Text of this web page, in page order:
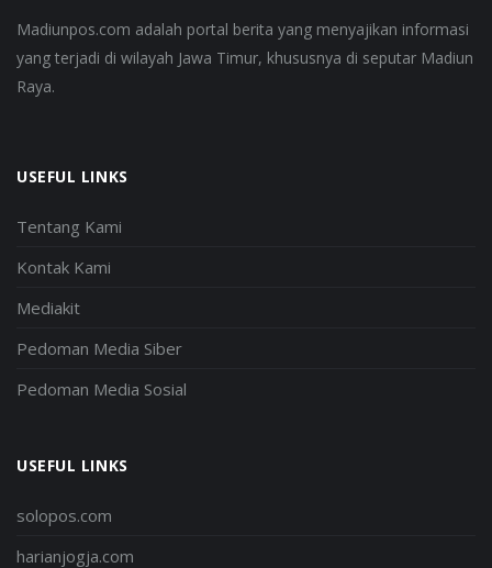
Madiunpos.com adalah portal berita yang menyajikan informasi
yang terjadi di wilayah Jawa Timur, khususnya di seputar Madiun
Raya.
USEFUL LINKS
Tentang Kami
Kontak Kami
Mediakit
Pedoman Media Siber
Pedoman Media Sosial
USEFUL LINKS
solopos.com
harianjogja.com